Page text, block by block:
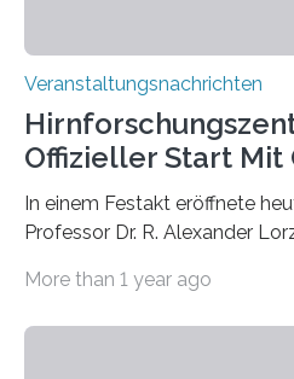
Veranstaltungsnachrichten
Offizieller Start
In einem Festakt eröffnete
Professor Dr. R. Alexander
der Goethe-Universität
More than 1 year ago